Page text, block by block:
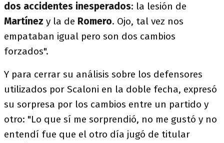
dos accidentes inesperados: la lesión de
Martínez y la de Romero. Ojo, tal vez nos
empataban igual pero son dos cambios
forzados".
Y para cerrar su análisis sobre los defensores
utilizados por Scaloni en la doble fecha, expresó
su sorpresa por los cambios entre un partido y
otro: "Lo que sí me sorprendió, no me gustó y no
entendí fue que el otro día jugó de titular